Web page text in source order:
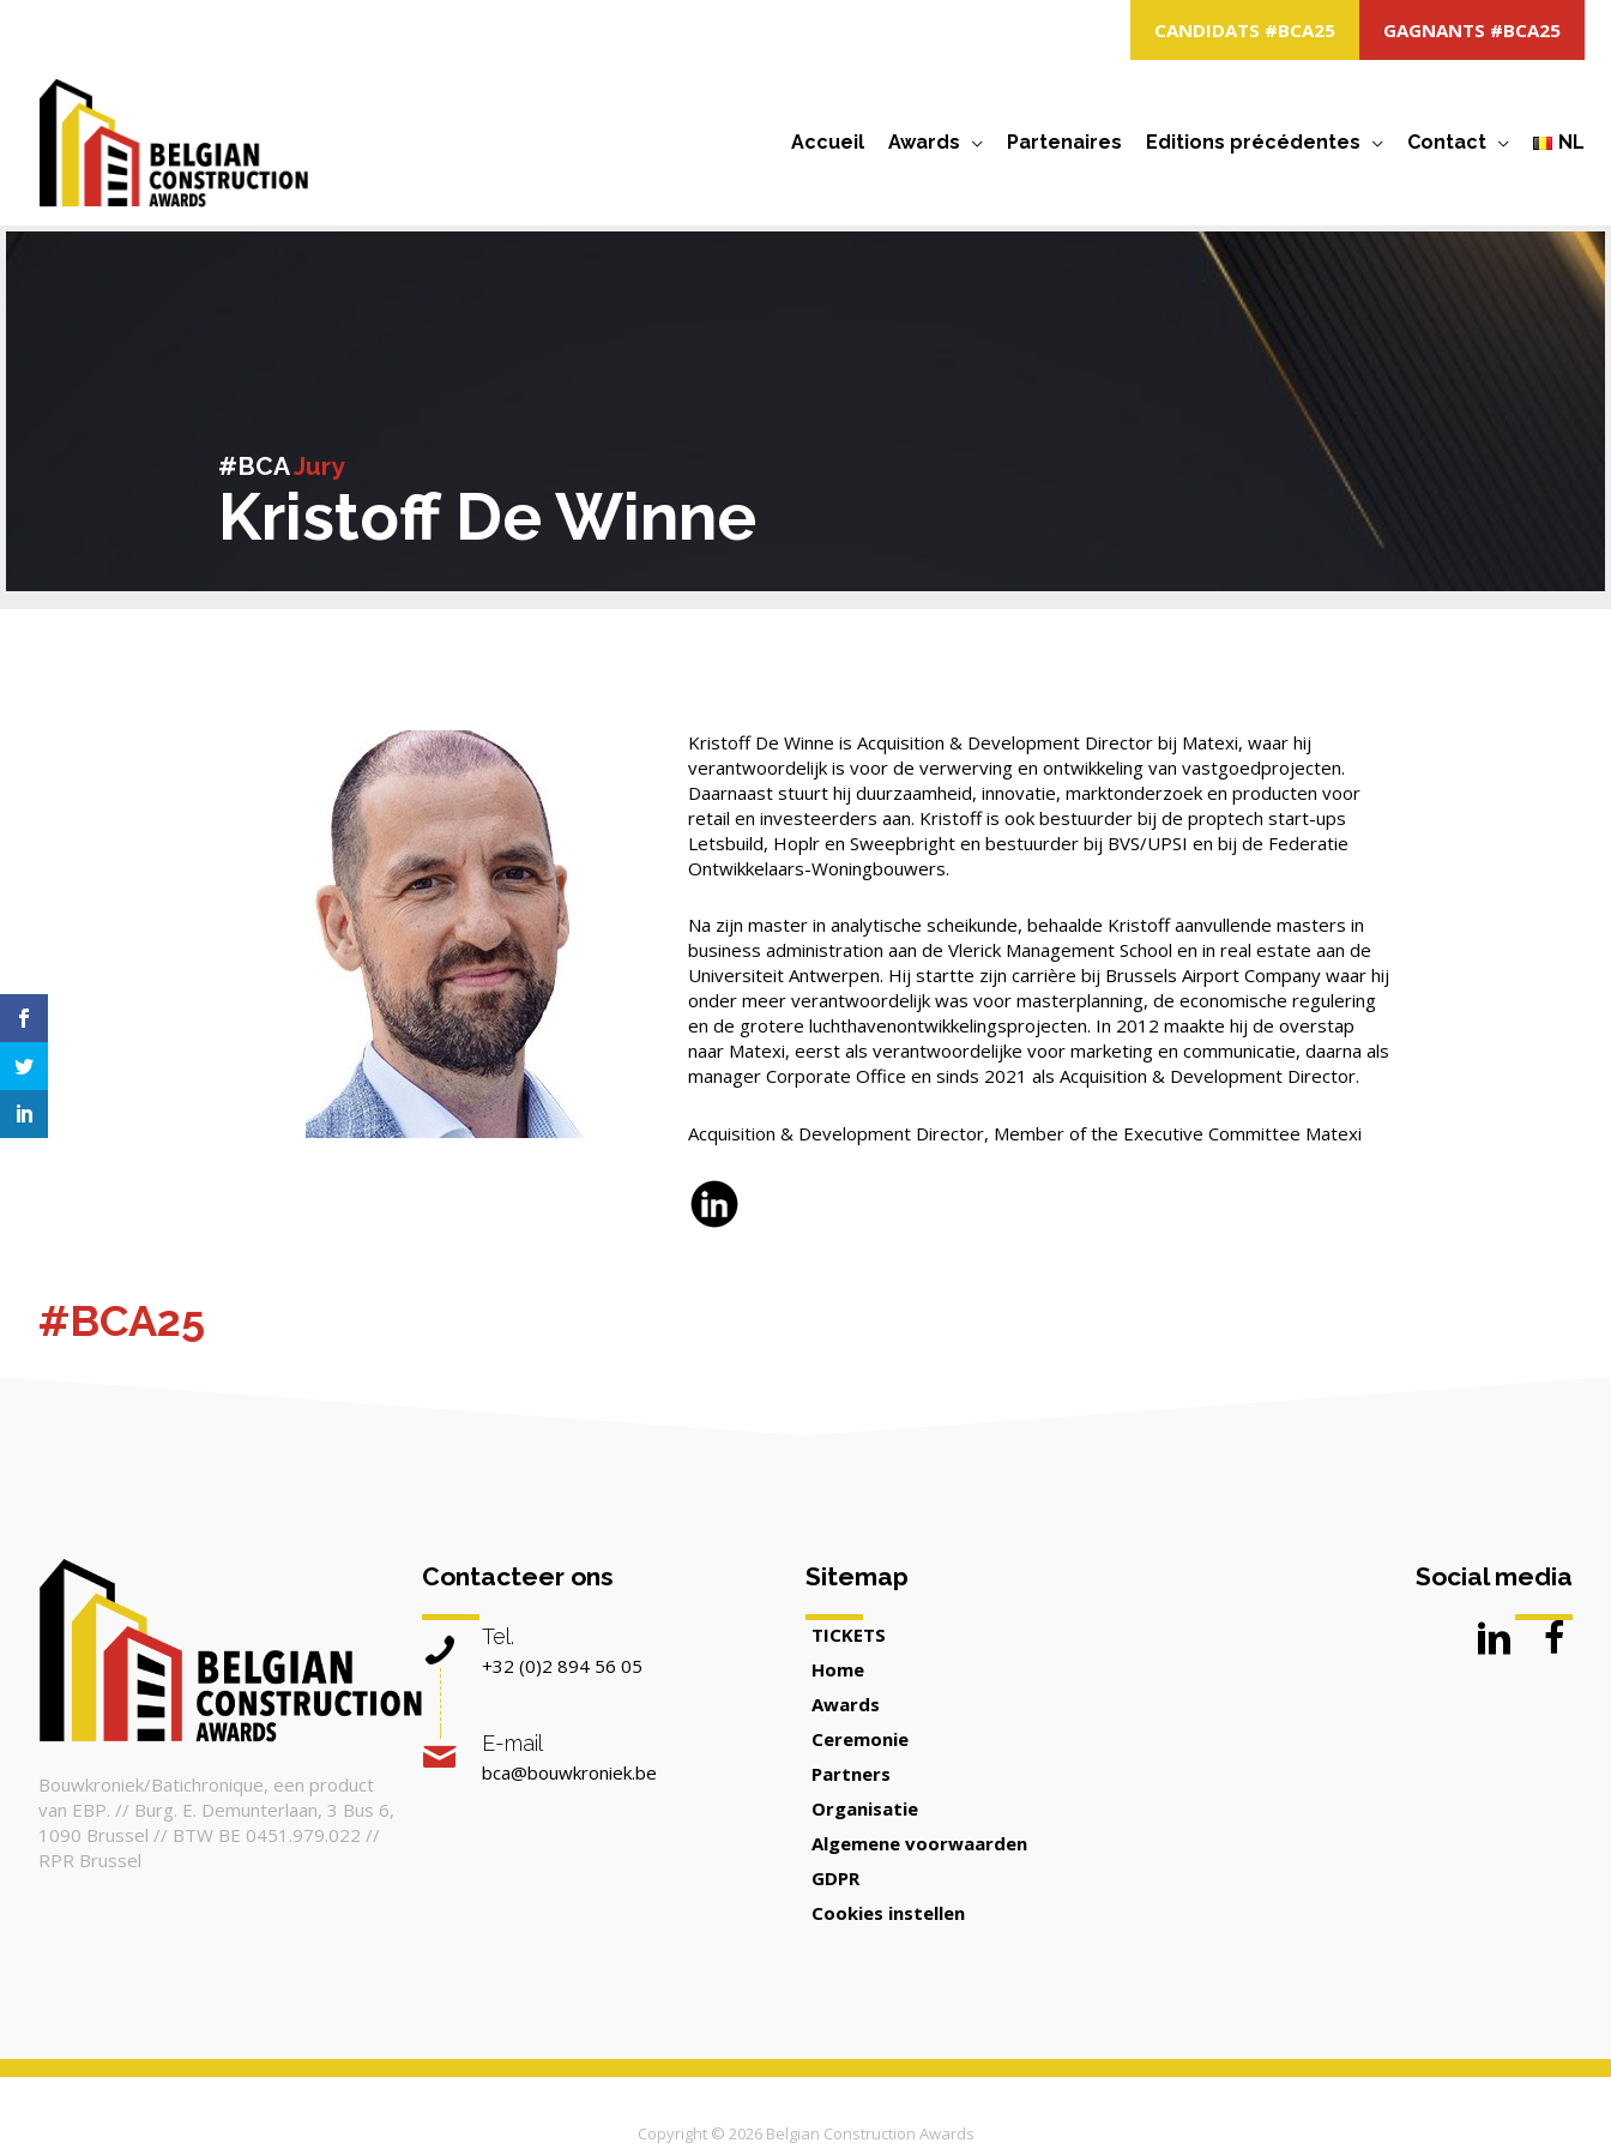
CANDIDATS #BCA25 GAGNANTS #BCA25
Accueil Awards Partenaires Editions précédentes Contact NL
#BCAJury
Kristoff De Winne
Kristoff De Winne is Acquisition & Development Director bij Matexi, waar hij
verantwoordelijk is voor de verwerving en ontwikkeling van vastgoedprojecten.
Daarnaast stuurt hij duurzaamheid, innovatie, marktonderzoek en producten voor
retail en investeerders aan. Kristoff is ook bestuurder bij de proptech start-ups
Letsbuild, Hoplr en Sweepbright en bestuurder bij BVS/UPSI en bij de Federatie
Ontwikkelaars-Woningbouwers.
Na zijn master in analytische scheikunde, behaalde Kristoff aanvullende masters in
business administration aan de Vlerick Management School en in real estate aan de
Universiteit Antwerpen. Hij startte zijn carrière bij Brussels Airport Company waar hij
onder meer verantwoordelijk was voor masterplanning, de economische regulering
en de grotere luchthavenontwikkelingsprojecten. In 2012 maakte hij de overstap
naar Matexi, eerst als verantwoordelijke voor marketing en communicatie, daarna als
manager Corporate Office en sinds 2021 als Acquisition & Development Director.
Acquisition & Development Director, Member of the Executive Committee Matexi
#BCA25
Bouwkroniek/Batichronique, een product
van EBP. // Burg. E. Demunterlaan, 3 Bus 6,
1090 Brussel // BTW BE 0451.979.022 //
RPR Brussel
Contacteer ons
Tel.
+32 (0)2 894 56 05
E-mail
bca@bouwkroniek.be
Sitemap
TICKETS
Home
Awards
Ceremonie
Partners
Organisatie
Algemene voorwaarden
GDPR
Cookies instellen
Social media
Copyright © 2026 Belgian Construction Awards